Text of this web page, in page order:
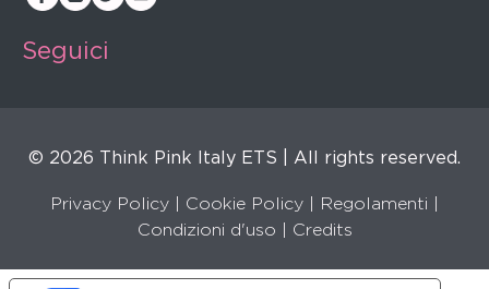
Seguici
© 2026 Think Pink Italy ETS | All rights reserved.
Privacy Policy Cookie Policy Regolamenti
Condizioni d'uso |
Credits